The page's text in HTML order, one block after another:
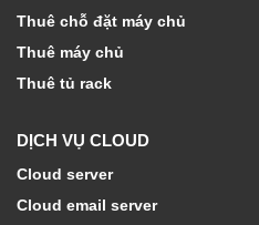
Thuê chỗ đặt máy chủ
Thuê máy chủ
Thuê tủ rack
DỊCH VỤ CLOUD
Cloud server
Cloud email server